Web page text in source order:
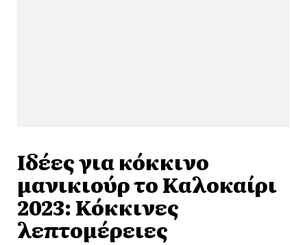
Ιδέες για κόκκινο
μανικιούρ το Καλοκαίρι
2023: Κόκκινες
λεπτομέρειες